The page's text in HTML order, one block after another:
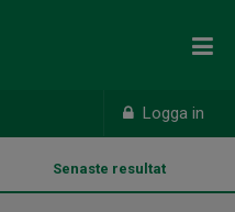
Logga in
Senaste resultat